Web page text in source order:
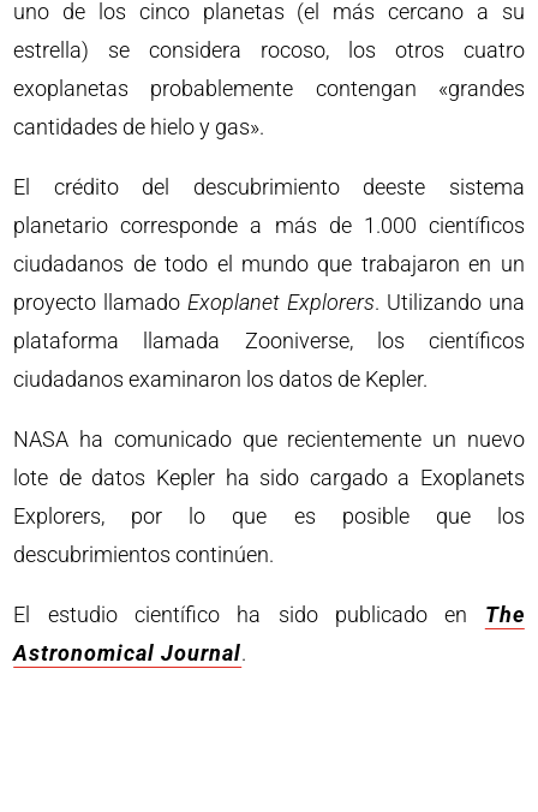
uno de los cinco planetas (el más cercano a su
estrella) se considera rocoso, los otros cuatro
exoplanetas probablemente contengan «grandes
cantidades de hielo y gas».
El crédito del descubrimiento deeste sistema
planetario corresponde a más de 1.000 científicos
ciudadanos de todo el mundo que trabajaron en un
proyecto llamado Exoplanet Explorers. Utilizando una
plataforma llamada Zooniverse, los científicos
ciudadanos examinaron los datos de Kepler.
NASA ha comunicado que recientemente un nuevo
lote de datos Kepler ha sido cargado a Exoplanets
Explorers, por lo que es posible que los
descubrimientos continúen.
El estudio científico ha sido publicado en The
Astronomical Journal.